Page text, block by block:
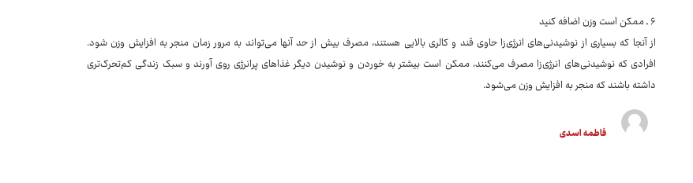
۶ ـ ممکن است وزن اضافه کنید
از آنجا که بسیاری از نوشیدنی‌های انرژی‌زا حاوی قند و کالری بالایی هستند، مصرف بیش از حد آنها می‌تواند به مرور زمان منجر به افزایش وزن شود.
افرادی که نوشیدنی‌های انرژی‌زا مصرف می‌کنند، ممکن است بیشتر به خوردن و نوشیدن دیگر غذاهای پرانرژی روی آورند و سبک زندگی کم‌تحرک‌تری
داشته باشند که منجر به افزایش وزن می‌شود.
فاطمه اسدی